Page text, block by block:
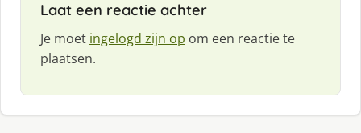
Laat een reactie achter
Je moet ingelogd zijn op om een reactie te
plaatsen.